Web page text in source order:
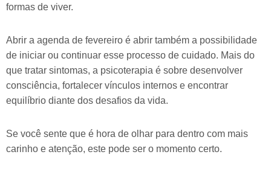
formas de viver.
Abrir a agenda de fevereiro é abrir também a possibilidade
de iniciar ou continuar esse processo de cuidado. Mais do
que tratar sintomas, a psicoterapia é sobre desenvolver
consciência, fortalecer vínculos internos e encontrar
equilíbrio diante dos desafios da vida.
Se você sente que é hora de olhar para dentro com mais
carinho e atenção, este pode ser o momento certo.